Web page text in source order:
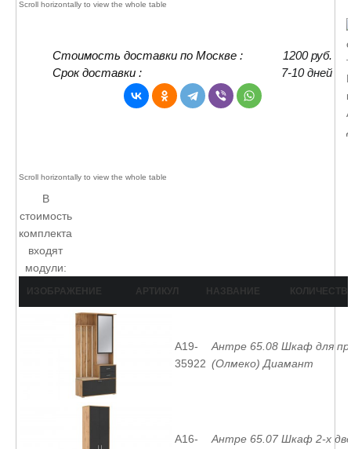
Стоимость доставки по Москве :
1200 руб.
Срок доставки :
7-10 дней
В
стоимость
комплекта
входят
модули:
ИЗОБРАЖЕНИЕ АРТИКУЛ НАЗВАНИЕ
A19-
35922
Антре 65.08 Шкаф для
(Олмеко) Диамант
A16-
Антре 65.07 Шкаф 2-х